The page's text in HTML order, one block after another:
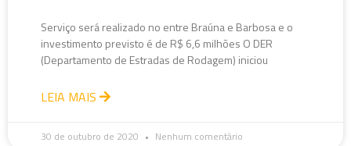
Serviço será realizado no entre Braúna e Barbosa e o
investimento previsto é de R$ 6,6 milhões O DER
(Departamento de Estradas de Rodagem) iniciou
LEIA MAIS
30 de outubro de 2020 Nenhum comentário